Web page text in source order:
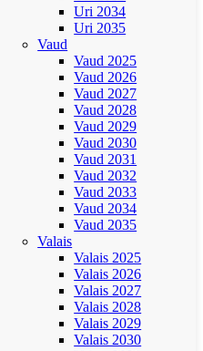
Uri 2034
Uri 2035
Vaud
Vaud 2025
Vaud 2026
Vaud 2027
Vaud 2028
Vaud 2029
Vaud 2030
Vaud 2031
Vaud 2032
Vaud 2033
Vaud 2034
Vaud 2035
Valais
Valais 2025
Valais 2026
Valais 2027
Valais 2028
Valais 2029
Valais 2030